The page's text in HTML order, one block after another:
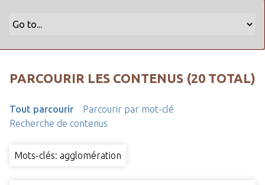
PARCOURIR LES CONTENUS (20 TOTAL)
Tout parcourir
Parcourir par mot-clé
Recherche de contenus
Mots-clés: agglomération